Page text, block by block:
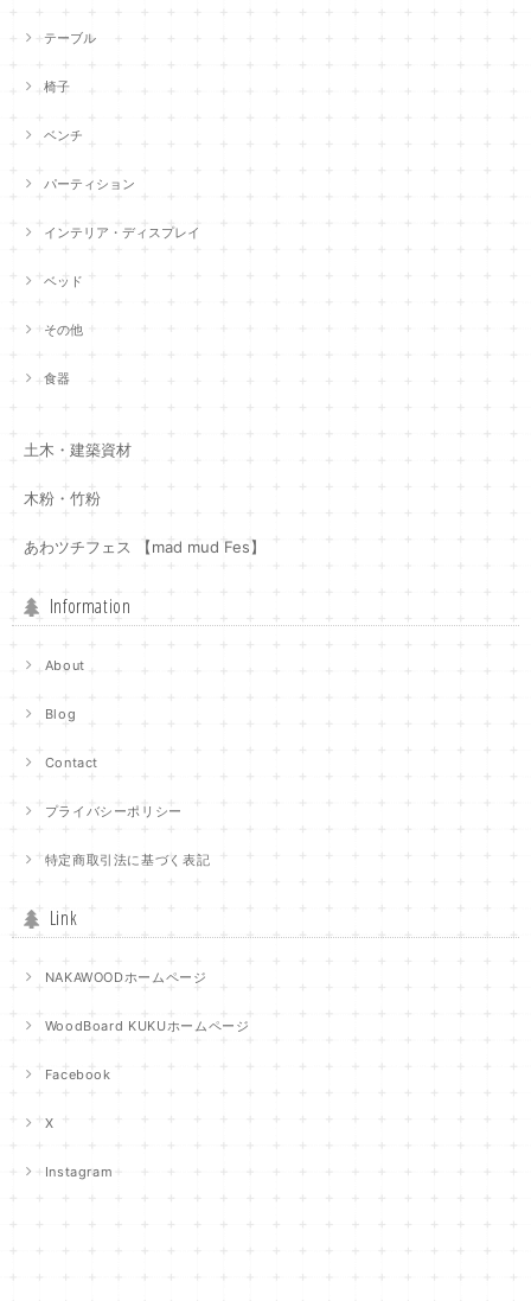
テーブル
椅子
ベンチ
パーティション
インテリア・ディスプレイ
ベッド
その他
食器
土木・建築資材
木粉・竹粉
あわツチフェス 【mad mud Fes】
Information
About
Blog
Contact
プライバシーポリシー
特定商取引法に基づく表記
Link
NAKAWOODホームページ
WoodBoard KUKUホームページ
Facebook
X
Instagram